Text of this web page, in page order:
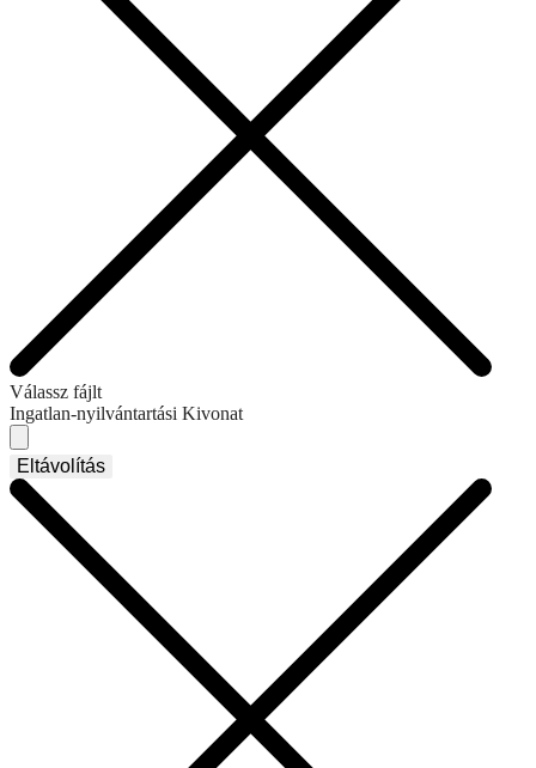
Válassz fájlt
Ingatlan-nyilvántartási Kivonat
Eltávolítás